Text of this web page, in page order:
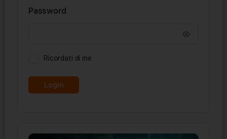
Password
Ricordati di me